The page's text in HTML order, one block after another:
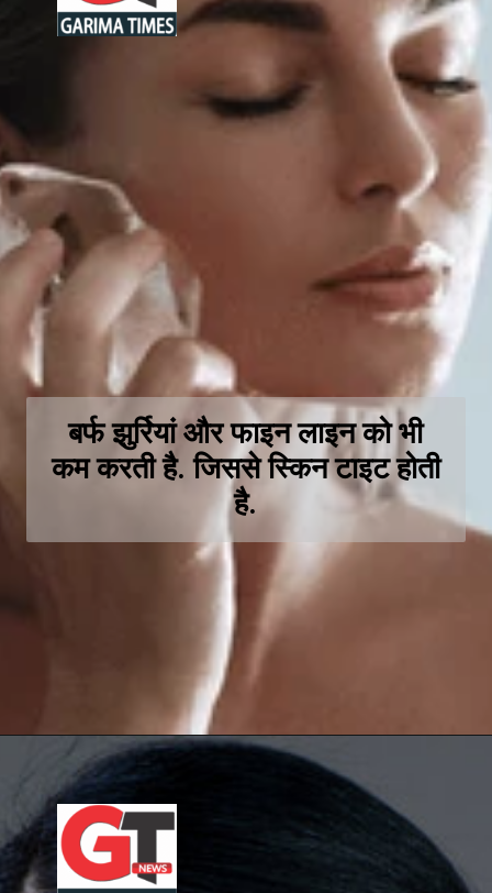
बर्फ झुर्रियां और फाइन लाइन को भी
कम करती है. जिससे स्किन टाइट होती
है.